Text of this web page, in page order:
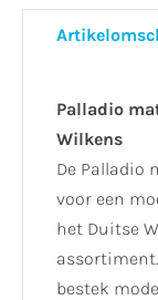
Palladio
Wilkens
De Palladio
voor een
het Duitse
bestek